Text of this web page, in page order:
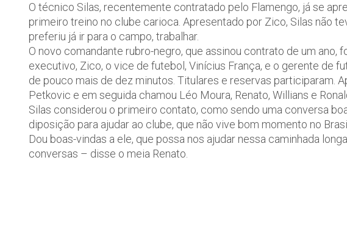
O técnico Silas, recentemente contratado pelo Flamengo, já se
primeiro treino no clube carioca. Apresentado por Zico, Silas não
preferiu já ir para o campo, trabalhar.
O novo comandante rubro-negro, que assinou contrato de um ano,
executivo, Zico, o vice de futebol, Vinícius França, e o gerente de
de pouco mais de dez minutos. Titulares e reservas participaram.
Petkovic e em seguida chamou Léo Moura, Renato, Willians e
Silas considerou o primeiro contato, como sendo uma conversa
diposição para ajudar ao clube, que não vive bom momento no
Dou boas-vindas a ele, que possa nos ajudar nessa caminhada
conversas – disse o meia Renato.